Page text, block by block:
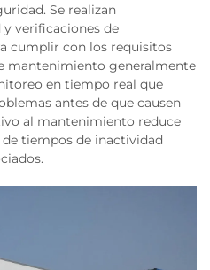
Se realizan
verificaciones de
cumplir con los requisitos
mantenimiento generalmente
en tiempo real que
antes de que causen
al mantenimiento reduce
tiempos de inactividad